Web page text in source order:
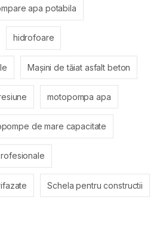
apa potabila
hidrofoare
Mașini de tăiat asfalt beton
motopompa apa
de mare capacitate
Schela pentru constructii